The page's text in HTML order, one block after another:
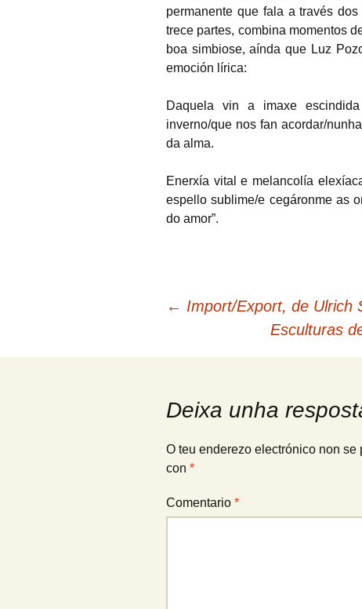
permanente que fala a través
trece partes, combina momentos
boa simbiose, aínda que Luz
emoción lírica:
Daquela vin a imaxe
inverno/que nos fan acordar/
da alma.
Enerxía vital e melancolía
espello sublime/e cegáronme as
do amor”.
Navegación
de
← Import/Export, de Ulrich
Esculturas
Deixa unha
O teu enderezo electrónico non se
con *
Comentario *